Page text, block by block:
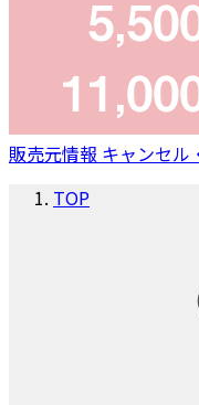
販売元情報 キャンセル
TOP